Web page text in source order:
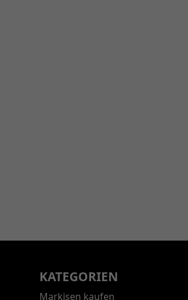
KATEGORIEN
Markisen kaufen